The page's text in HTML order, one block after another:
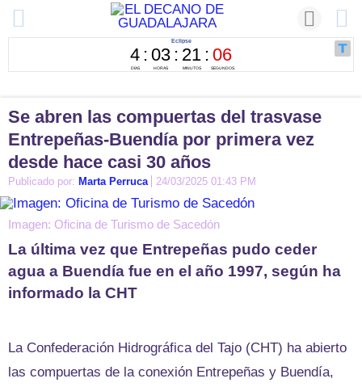
Se abren las compuertas del trasvase
Entrepeñas-Buendía por primera vez
desde hace casi 30 años
Publicado por: Marta Perruca 24/03/2025 01:43 PM
Imagen: Oficina de Turismo de Sacedón
La última vez que Entrepeñas pudo ceder
agua a Buendía fue en el año 1997, según ha
informado la CHT
La Confederación Hidrográfica del Tajo (CHT) ha abierto
las compuertas de la conexión Entrepeñas y Buendía,